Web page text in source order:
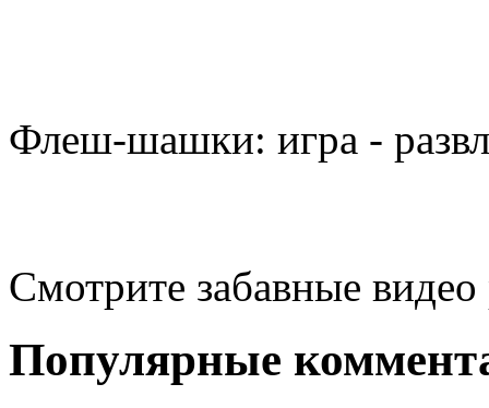
Флеш-шашки: игра -
Смотрите забавные
Популярные